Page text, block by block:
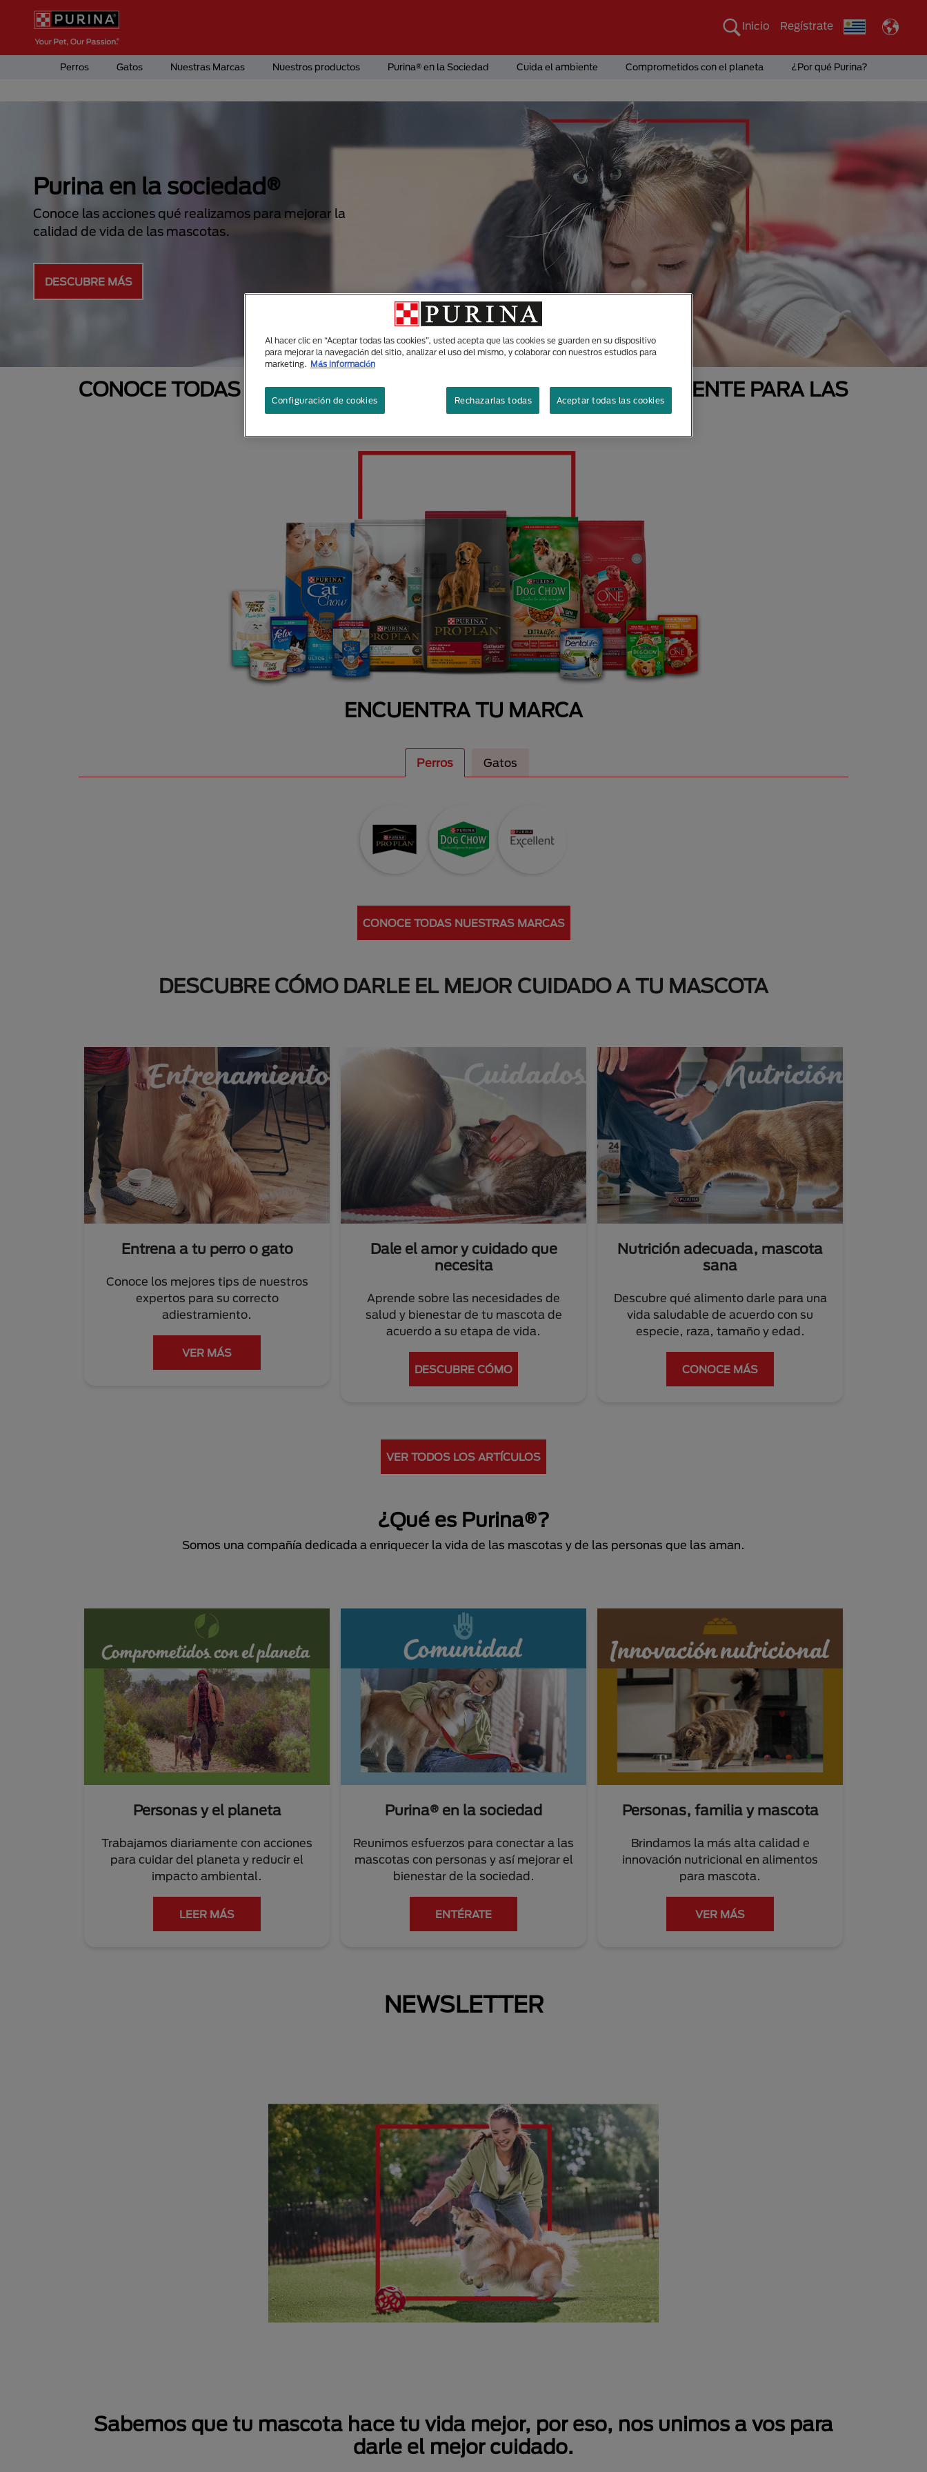
Pasar al contenido principal
Menú Secundario Purina
Inicio Regístrate
Menú Principal Purina
Perros Gatos Nuestras Marcas Nuestros productos Purina® en la Sociedad Cuida el ambiente Comprometidos con el planeta ¿Por qué Purina?
NUEVO PRO PLAN® LIVE
CLEAR®
Reduce los alérgenos en el pelo y caspa de tu gato.
CONOCE MÁS
CONOCE TODAS NUESTRAS MARCAS DISEÑADAS ESPECIALMENTE PARA LAS
NECESIDADES DE TUS MASCOTAS
ENCUENTRA TU MARCA
Perros Gatos
CONOCE TODAS NUESTRAS MARCAS
DESCUBRE CÓMO DARLE EL MEJOR CUIDADO A TU MASCOTA
Entrena a tu perro o gato
Conoce los mejores tips de nuestros
expertos para su correcto
adiestramiento.
VER MÁS
Dale el amor y cuidado que
necesita
Aprende sobre las necesidades de
salud y bienestar de tu mascota de
acuerdo a su etapa de vida.
DESCUBRE CÓMO
Nutrición adecuada, mascota
sana
Descubre qué alimento darle para una
vida saludable de acuerdo con su
especie, raza, tamaño y edad.
CONOCE MÁS
VER TODOS LOS ARTÍCULOS
¿Qué es Purina®?
Somos una compañía dedicada a enriquecer la vida de las mascotas y de las personas que las aman.
Personas y el planeta
Trabajamos diariamente con acciones
para cuidar del planeta y reducir el
impacto ambiental.
LEER MÁS
Purina® en la sociedad
Reunimos esfuerzos para conectar a las
mascotas con personas y así mejorar el
bienestar de la sociedad.
ENTÉRATE
Personas, familia y mascota
Brindamos la más alta calidad e
innovación nutricional en alimentos
para mascota.
VER MÁS
NEWSLETTER
Sabemos que tu mascota hace tu vida mejor, por eso, nos unimos a vos para
darle el mejor cuidado.
Al hacer clic en “Aceptar todas las cookies”, usted acepta que las cookies se guarden en su dispositivo
para mejorar la navegación del sitio, analizar el uso del mismo, y colaborar con nuestros estudios para
marketing. Más información
Rechazarlas todas Aceptar todas las cookies
Configuración de cookies